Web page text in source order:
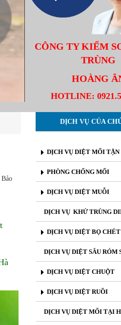
CÔNG TY KIỂM
TRÙNG
HOÀNG
HOTLINE:
DỊCH VỤ CỦA
DỊCH VỤ DIỆT MỐI TẬN
PHÒNG CHỐNG MỐI
DỊCH VỤ DIỆT MUỖI
DỊCH VỤ KHỬ TRÙNG
DỊCH VỤ DIỆT BỌ CHÉT
DỊCH VỤ DIỆT SÂU RÓM
DỊCH VỤ DIỆT CHUỘT
DỊCH VỤ DIỆT RUỒI
DỊCH VỤ DIỆT MỐI TẠI